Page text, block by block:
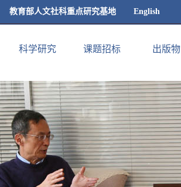
教育部人文社科重点研究基地 English
科学研究 课题招标 出版物